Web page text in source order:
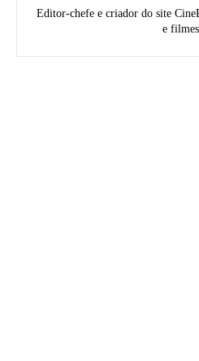
Editor-chefe e criador do site
e filmes.